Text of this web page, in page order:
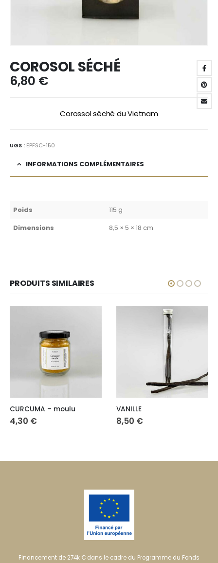
COROSOL SÉCHÉ
6,80 €
Corossol séché du Vietnam
UGS : EPFSC-150
INFORMATIONS COMPLÉMENTAIRES
Poids
115 g
Dimensions
8,5 × 5 × 18 cm
PRODUITS SIMILAIRES
CURCUMA – moulu
4,30 €
VANILLE
8,50 €
Financement de 274k € dans le cadre du Programme du Fonds